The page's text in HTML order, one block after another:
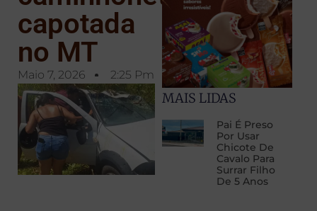
capotada
no MT
Maio 7, 2026 2:25 Pm
MAIS LIDAS
Pai É Preso
Por Usar
Chicote De
Cavalo Para
Surrar Filho
De 5 Anos